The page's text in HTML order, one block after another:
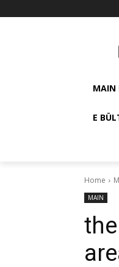
MAIN
E
Home
MAIN